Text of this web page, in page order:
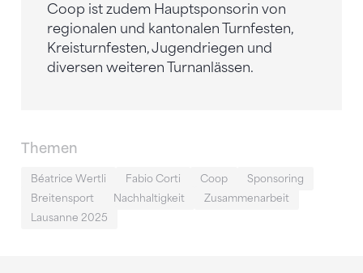
Coop ist zudem Hauptsponsorin von
regionalen und kantonalen Turnfesten,
Kreisturnfesten, Jugendriegen und
diversen weiteren Turnanlässen.
Themen
Béatrice Wertli Fabio Corti Coop
Sponsoring
Breitensport
Nachhaltigkeit
Zusammenarbeit
Lausanne 2025